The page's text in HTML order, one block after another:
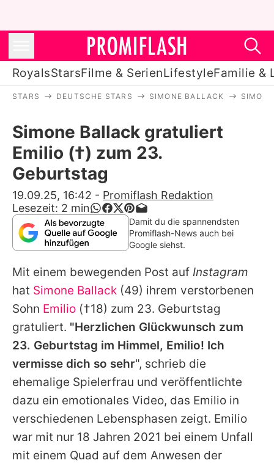
RoyalsStarsFilme & SerienLifestyleFamilie &
Stars
Filme & Serien
Lifestyle
Familie & Liebe
Promiflash Exklusiv
Alle Themen auf Promiflash
Jobs
App runterladen
Team
Redaktionelle Richtlinien
Impressum
Datenschutzerklärung
STARS DEUTSCHE STARS SIMONE BALLACK
Simone Ballack gratuliert
Emilio (†) zum 23.
Geburtstag
19.09.25, 16:42 - Promiflash Redaktion
Lesezeit: 2 min
Damit du die spannendsten
Promiflash-News auch bei
Google siehst.
Mit einem bewegenden Post auf Instagram
hat Simone Ballack (49) ihrem verstorbenen
Sohn Emilio (†18) zum 23. Geburtstag
gratuliert. "Herzlichen Glückwunsch zum
23. Geburtstag im Himmel, Emilio! Ich
vermisse dich so sehr", schrieb die
ehemalige Spielerfrau und veröffentlichte
dazu ein emotionales Video, das Emilio in
verschiedenen Lebensphasen zeigt. Emilio
war mit nur 18 Jahren 2021 bei einem Unfall
mit einem Quad auf dem Anwesen der